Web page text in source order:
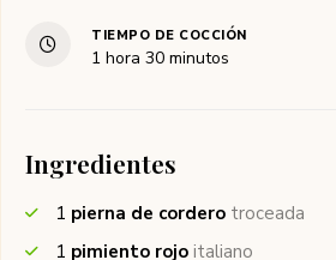
TIEMPO DE COCCIÓN
1 hora
hora 30minutos
minutos
Ingredientes
1 pierna de cordero troceada
1 pimiento rojo italiano